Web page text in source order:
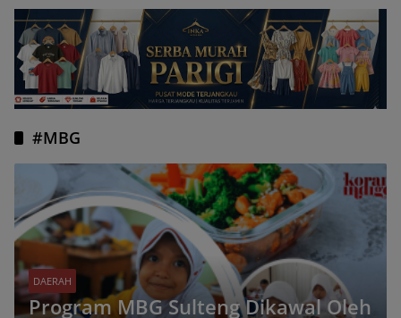
#MBG
DAERAH
Program MBG Sulteng Dikawal Oleh